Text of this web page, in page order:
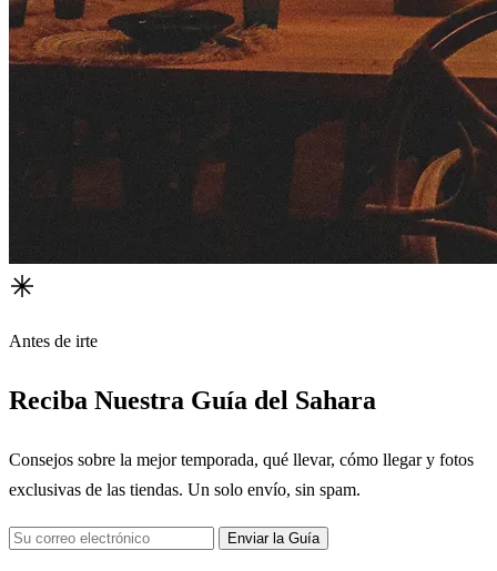
Antes de irte
Reciba Nuestra Guía del Sahara
Consejos sobre la mejor temporada, qué llevar, cómo llegar y fotos
exclusivas de las tiendas. Un solo envío, sin spam.
Enviar la Guía